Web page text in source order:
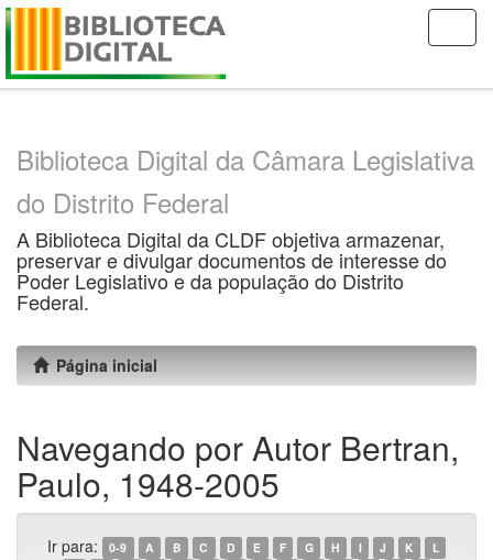
Skip
Biblioteca Digital da Câmara Legislativa
do Distrito Federal
A Biblioteca Digital da CLDF objetiva armazenar,
preservar e divulgar documentos de interesse do
Poder Legislativo e da população do Distrito
Federal.
Página inicial
Navegando por Autor Bertran,
Paulo, 1948-2005
Ir para: 0-9 A B C D E F G H I J K
L